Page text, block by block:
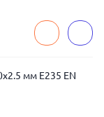
мм E235 EN